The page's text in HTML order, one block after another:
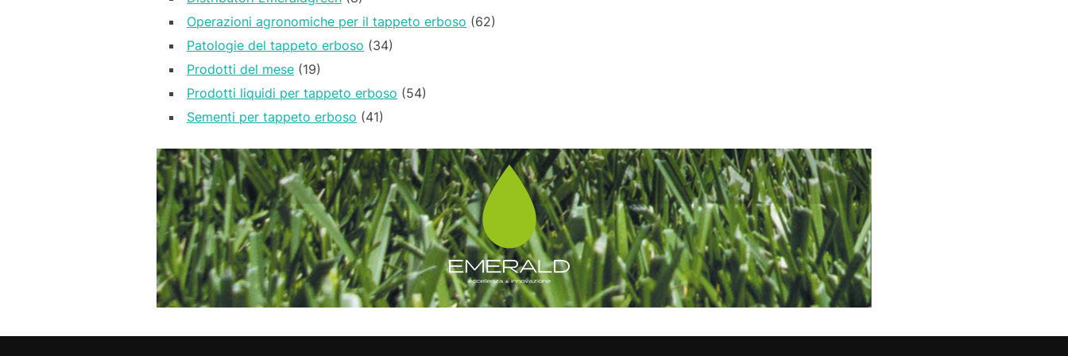
Operazioni agronomiche per il tappeto erboso (62)
Patologie del tappeto erboso (34)
Prodotti del mese (19)
Prodotti liquidi per tappeto erboso (54)
Sementi per tappeto erboso (41)